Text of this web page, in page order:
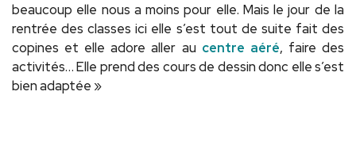
beaucoup elle nous a moins pour elle. Mais le jour de la
rentrée des classes ici elle s’est tout de suite fait des
copines et elle adore aller au centre aéré, faire des
activités… Elle prend des cours de dessin donc elle s’est
bien adaptée »